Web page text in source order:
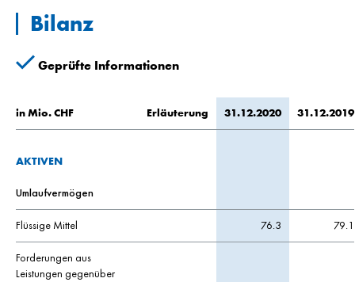
Bilanz
Geprüfte Informationen
in Mio. CHF Erläuterung 31.12.2020 31.12.2019
AKTIVEN
Umlaufvermögen
Flüssige Mittel 76.3 79.1
Forderungen aus
Leistungen gegenüber